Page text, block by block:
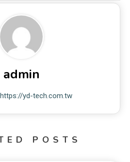
admin
https://yd-tech.com.tw
POSTS